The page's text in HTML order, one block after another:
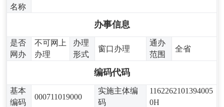
名称
办事信息
是否
网办
不可网上
办理
办理
形式
窗口办理
通办
范围
全省
编码代码
基本
编码
000711019000
实施主体编
码
1162262101394005
0H